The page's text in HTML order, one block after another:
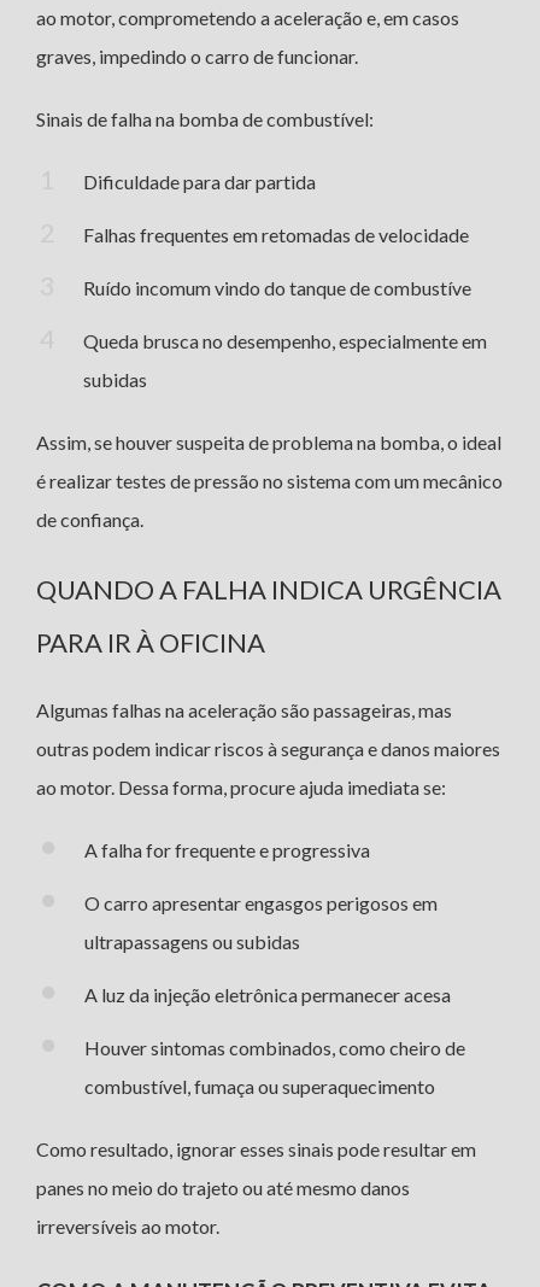
ao motor, comprometendo a aceleração e, em casos
graves, impedindo o carro de funcionar.
Sinais de falha na bomba de combustível:
Dificuldade para dar partida
Falhas frequentes em retomadas de velocidade
Ruído incomum vindo do tanque de combustíve
Queda brusca no desempenho, especialmente em
subidas
Assim, se houver suspeita de problema na bomba, o ideal
é realizar testes de pressão no sistema com um mecânico
de confiança.
QUANDO A FALHA INDICA URGÊNCIA
PARA IR À OFICINA
Algumas falhas na aceleração são passageiras, mas
outras podem indicar riscos à segurança e danos maiores
ao motor. Dessa forma, procure ajuda imediata se:
A falha for frequente e progressiva
O carro apresentar engasgos perigosos em
ultrapassagens ou subidas
A luz da injeção eletrônica permanecer acesa
Houver sintomas combinados, como cheiro de
combustível, fumaça ou superaquecimento
Como resultado, ignorar esses sinais pode resultar em
panes no meio do trajeto ou até mesmo danos
irreversíveis ao motor.